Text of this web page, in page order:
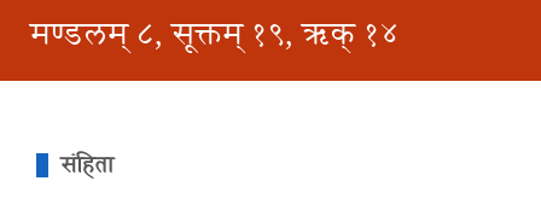
मण्डलम् ८, सूक्तम् १९, ऋक् १४
संहिता